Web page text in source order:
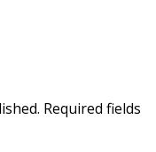
Required fields